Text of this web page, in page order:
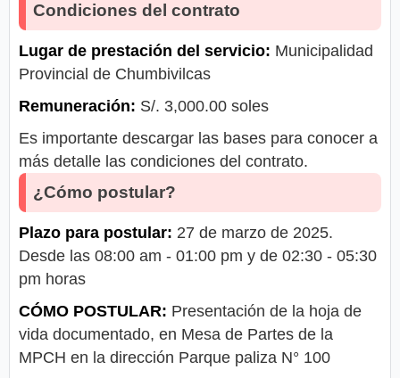
Condiciones del contrato
Lugar de prestación del servicio: Municipalidad
Provincial de Chumbivilcas
Remuneración: S/. 3,000.00 soles
Es importante descargar las bases para conocer a
más detalle las condiciones del contrato.
¿Cómo postular?
Plazo para postular: 27 de marzo de 2025.
Desde las 08:00 am - 01:00 pm y de 02:30 - 05:30
pm horas
CÓMO POSTULAR: Presentación de la hoja de
vida documentado, en Mesa de Partes de la
MPCH en la dirección Parque paliza N° 100